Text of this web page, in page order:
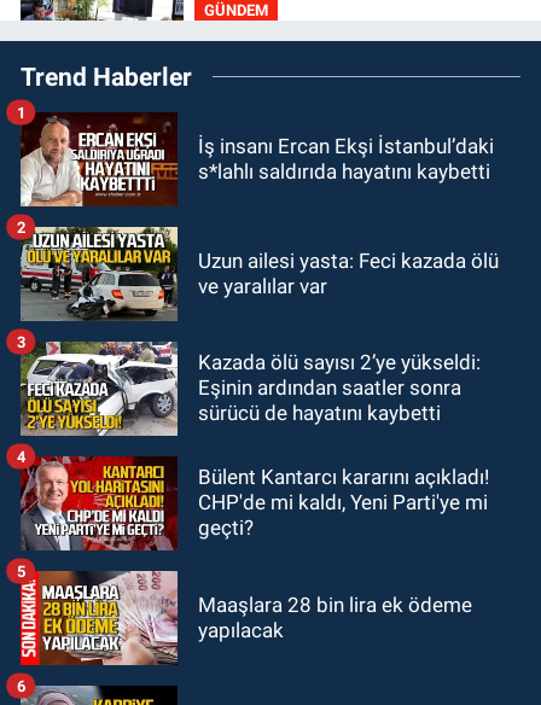
GÜNDEM
19:01Çaycumalılar Derneği
Başkanı Savaş Çiloğlu GMİS
17:45Kozlu Belediyespor, Tezcan
Gökmen'i kadrosuna kattı
17:39Şampiyondan GMİS'e
Zonguldak
13:39
görevinden ayrıldı.
Trend Haberler
İş insanı Ercan Ekşi İstanbul’daki
s*lahlı saldırıda hayatını kaybetti
1
Uzun ailesi yasta: Feci kazada ölü
ve yaralılar var
2
Kazada ölü sayısı 2’ye yükseldi:
Eşinin ardından saatler sonra
sürücü de hayatını kaybetti
3
Bülent Kantarcı kararını açıkladı!
CHP'de mi kaldı, Yeni Parti'ye mi
geçti?
4
Maaşlara 28 bin lira ek ödeme
yapılacak
5
6